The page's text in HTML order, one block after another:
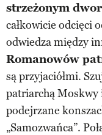
strzeżonym
całkowicie odcięci
odwiedza między
Romanowów
są przyjaciółmi.
patriarchą Moskwy
podejrzane
„Samozwańca”.